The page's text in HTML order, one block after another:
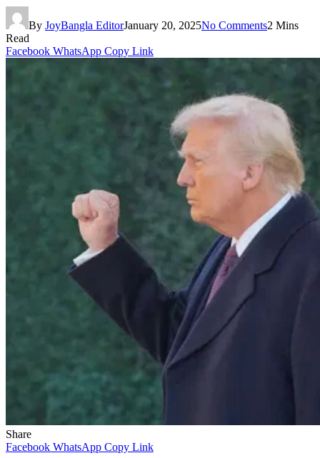
By JoyBangla EditorJanuary 20, 2025No Comments2 Mins
Read
Facebook WhatsApp Copy Link
Share
Facebook WhatsApp Copy Link